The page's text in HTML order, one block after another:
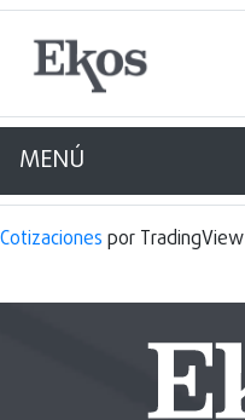
MENÚ
Cotizaciones por TradingView